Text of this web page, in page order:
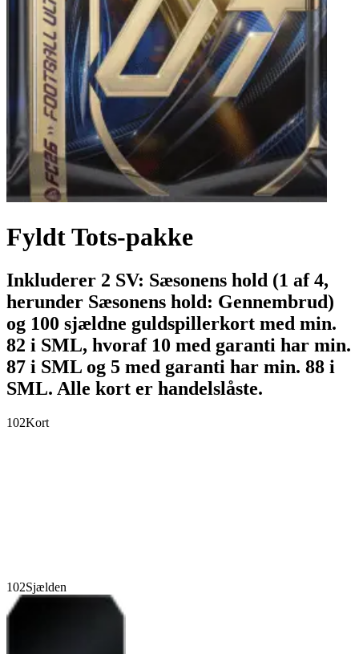
Fyldt Tots-pakke
Inkluderer 2 SV: Sæsonens hold (1 af 4,
herunder Sæsonens hold: Gennembrud)
og 100 sjældne guldspillerkort med min.
82 i SML, hvoraf 10 med garanti har min.
87 i SML og 5 med garanti har min. 88 i
SML. Alle kort er handelslåste.
102Kort
102Sjælden